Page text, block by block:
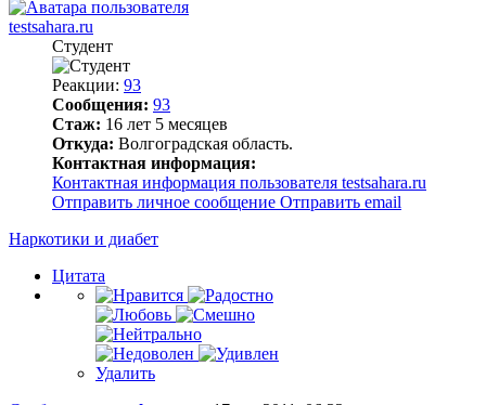
testsahara.ru
Студент
Реакции: 93
Сообщения: 93
Стаж: 16 лет 5 месяцев
Откуда: Волгоградская область.
Контактная информация:
Контактная информация пользователя testsahara.ru
Отправить личное сообщение Отправить email
Наркотики и диабет
Цитата
Удалить